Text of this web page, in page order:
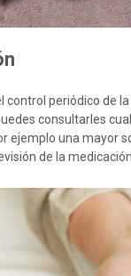
control periódico de
consultarles
ejemplo una mayor
de la